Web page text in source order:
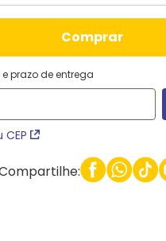
comprar
prazo de entrega